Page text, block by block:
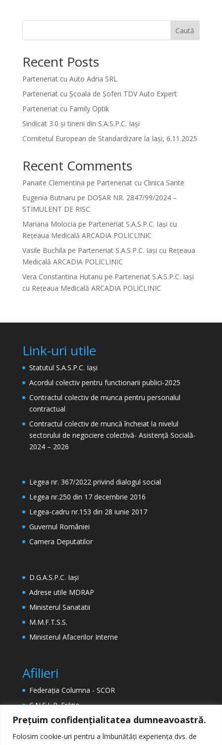
Prețuim confidențialitatea dumneavoastră.
Folosim cookie-uri pentru a îmbunătăți experiența dvs. de
Caută
Recent Posts
Parteneriat cu Auto Adria SRL
Parteneriat cu Școala de Șoferi TDV Auto Expert
Parteneriat cu Family Optik
Sindicat 3.0 și tinerii din S.A.S.P.C. Iași
Comitetul European de Standardizare la Iași, 6.11.2025
Recent Comments
Panaite Clementina pe Parteneriat cu Clinica Sante
Eugenia Butnaru pe DOSAR NR. 2847/99/2024 –
STIMULENT DE RISC
Mariana Molocia pe Parteneriat S.A.S.P.C. Iași cu
Rețeaua Medicală ARCADIA POLICLINIC
Vasile Buchila pe Parteneriat S.A.S.P.C. Iași cu Rețeaua
Medicală ARCADIA POLICLINIC
Vera Constantina Hutanu pe Parteneriat S.A.S.P.C. Iași
cu Rețeaua Medicală ARCADIA POLICLINIC
Link-uri utile
Statutul S.A.S.P.C. Iași
Acordul colectiv pentru functionarii publici-2025
Contractul colectiv de munca pentru personalul
contractual
Contractul colectiv de muncă încheiat la nivelul
sectorului de negociere colectivă- Asistență Socială-
2024 – 2026
Legea nr. 367/2022 privind dialogul social
Legea nr.250 din 17 decembrie 2016
Legea-cadru nr.153 din 28 iunie 2017
Guvernul României
Camera Deputatilor
D.G.A.S.P.C. Iași
Adrese utile MDRAP
Ministerul Sanatatii
M.M.F.T.S.S.
Ministerul Afacerilor Interne
Afilieri
Federația Columna - SCOR
C.N.S.L.R. Frăția
ETUC (Confederația Europeană a Sindicatelor)
EPSU (Federația Europeană a Sindicatelor din